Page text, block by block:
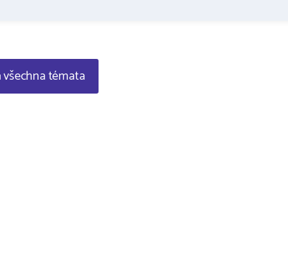
témata